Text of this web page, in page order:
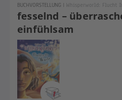
fesselnd –
einfühlsam
BUCHVORSTELLUNG | Whisperworld: Flucht